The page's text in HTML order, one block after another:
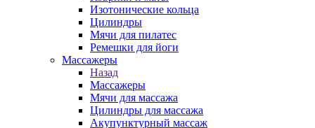
Изотонические кольца
Цилиндры
Мячи для пилатес
Ремешки для йоги
Массажеры
Назад
Массажеры
Мячи для массажа
Цилиндры для массажа
Акупунктурный массаж